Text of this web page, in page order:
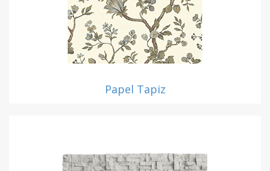
Papel Tapiz